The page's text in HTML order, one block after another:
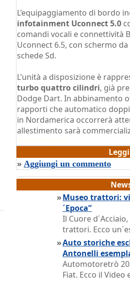
L’equipaggiamento di bordo
infotainment Uconnect 5.0
comandi vocali e connettività
Uconnect 6.5, con schermo
schede Sd.
L’unità a disposizione è
turbo quattro cilindri, già
Dodge Dart. In abbinamento
rapporti che automatico
in Nordamerica occorrerà
allestimento sarà
» Aggiungi un commento
»Museo trattori:
´Epoca”
Il Cuore
trattori. Ecco
»Auto storiche
Antonelli
Automotoretrò
Fiat. Ecco il